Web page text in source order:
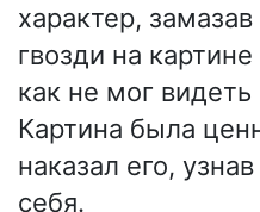
характер,
гвозди на
как не мог
Картина была
наказал его,
себя.